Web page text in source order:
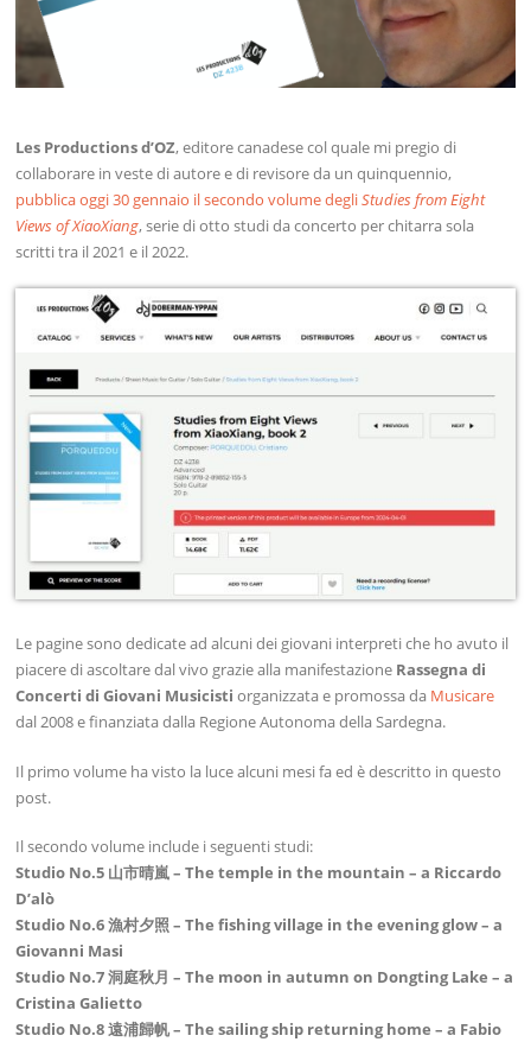
Les Productions d’OZ, editore canadese col quale mi pregio di
collaborare in veste di autore e di revisore da un quinquennio,
pubblica oggi 30 gennaio il secondo volume degliStudies from Eight
Views of XiaoXiang, serie di otto studi da concerto per chitarra sola
scritti tra il 2021 e il 2022.
Le pagine sono dedicate ad alcuni dei giovani interpreti che ho avuto il
piacere di ascoltare dal vivo grazie alla manifestazione Rassegna di
Concerti di Giovani Musicisti organizzata e promossa da Musicare
dal 2008 e finanziata dalla Regione Autonoma della Sardegna.
Il primo volume ha visto la luce alcuni mesi fa ed è descritto in questo
post.
Il secondo volume include i seguenti studi:
Studio No.5 山市晴嵐 – The temple in the mountain – a Riccardo
D’alò
Studio No.6 漁村夕照 – The fishing village in the evening glow – a
Giovanni Masi
Studio No.7 洞庭秋月 – The moon in autumn on Dongting Lake – a
Cristina Galietto
Studio No.8 遠浦歸帆 – The sailing ship returning home – a Fabio